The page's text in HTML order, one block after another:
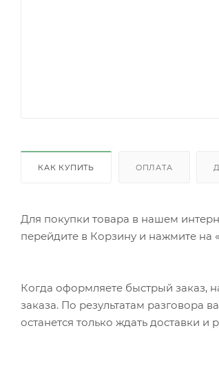
КАК КУПИТЬ ОПЛАТА
Для покупки товара в нашем
перейдите в Корзину и нажмите на
Когда оформляете быстрый заказ,
заказа. По результатам разговора
останется только ждать доставки и